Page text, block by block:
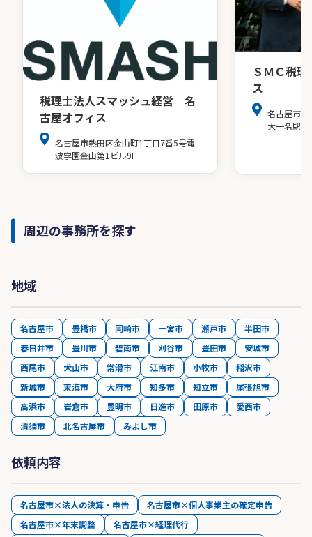
税理士法人スマッシュ経営 名
古屋オフィス
名古屋市熱田区金山町1丁目7番5号電
波学園金山第1ビル9F
ＳＭＣ税
ス
名古屋市中
大一名駅ビ
周辺の事務所を探す
地域
名古屋市 豊橋市 岡崎市 一宮市 瀬戸市
半田市
春日井市
豊川市 碧南市 刈谷市 豊田市
安城市
西尾市
犬山市 常滑市 江南市 小牧市
稲沢市
新城市
東海市 大府市 知多市 知立市
尾張旭市
高浜市
岩倉市 豊明市 日進市 田原市
愛西市
清須市
北名古屋市 みよし市
依頼内容
名古屋市×法人の決算・申告
名古屋市×個人事業主の確定申告
名古屋市×年末調整
名古屋市×経理代行